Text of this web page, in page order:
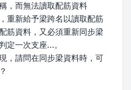
，而無法讀取配筋資料
重新給予梁跨名以讀取配筋
筋資料，又必須重新同步梁
定一次支座…。
，請問在同步梁資料時，可